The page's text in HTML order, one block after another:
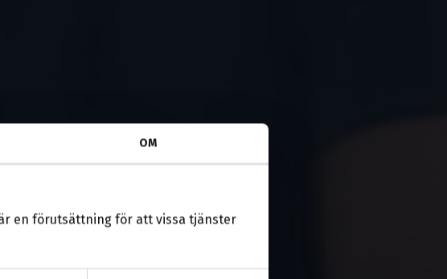
OM
en förutsättning för att vissa tjänster